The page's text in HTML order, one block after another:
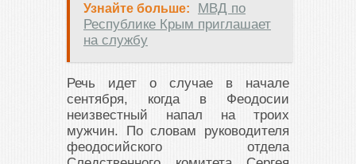
Узнайте больше:
МВД по
Республике Крым приглашает
на службу
Речь идет о случае в начале
сентября, когда в Феодосии
неизвестный напал на троих
мужчин. По словам руководителя
феодосийского отдела